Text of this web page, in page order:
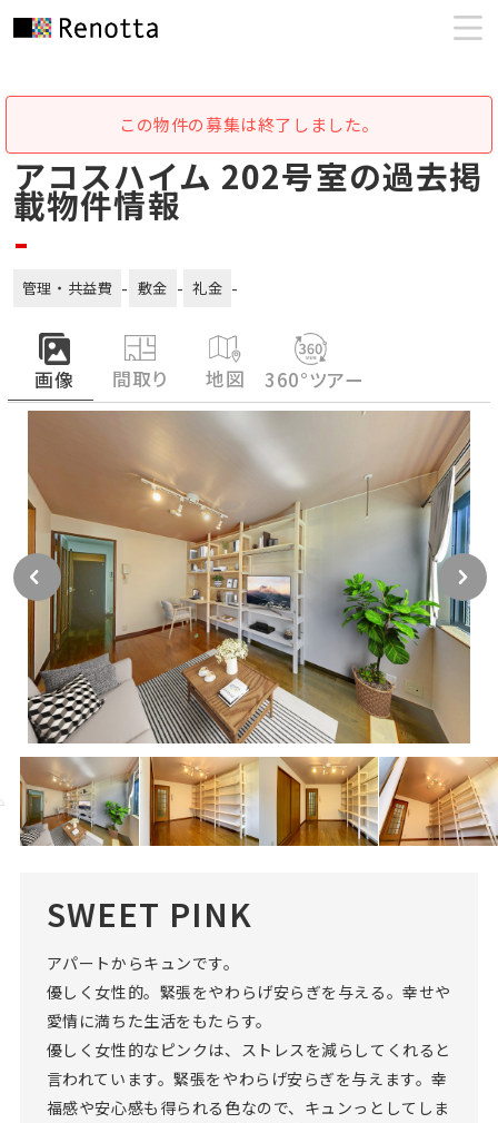
この物件の募集は終了しました。
アコスハイム 202号室の過去掲
載物件情報
-
管理・共益費 - 敷金 - 礼金 -
画像 間取り 地図 360°ツアー
SWEET PINK
アパートからキュンです。
優しく女性的。緊張をやわらげ安らぎを与える。幸せや
愛情に満ちた生活をもたらす。
優しく女性的なピンクは、ストレスを減らしてくれると
言われています。緊張をやわらげ安らぎを与えます。幸
福感や安心感も得られる色なので、キュンっとしてしま